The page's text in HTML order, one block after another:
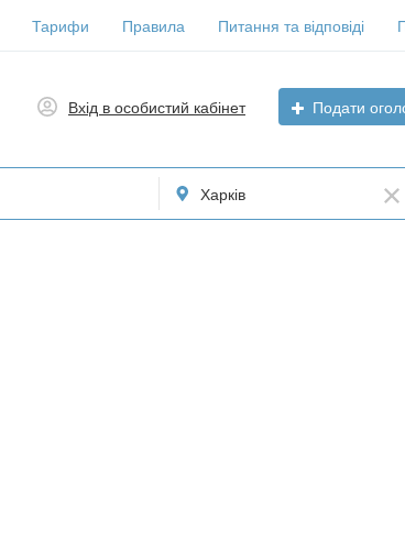
Тарифи Правила Питання та відповіді
Вхід в особистий кабінет Подати
Харків